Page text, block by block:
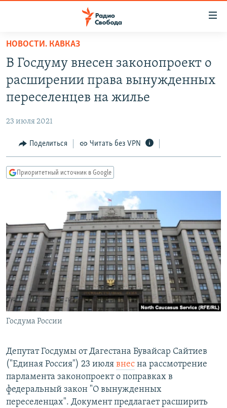
упрощенного
доступа
основному
Вернутся
Вернутся
ПОДКАСТЫ
АВТОРСКИЕ ПРОЕКТЫ
МНЕНИЯ
КУЛЬТУРА
КАВКАЗ.РЕАЛИИ
СИБИРЬ.РЕАЛИИ
РАСПИСАНИЕ ВЕЩАНИЯ
ПОДПИШИТЕСЬ НА РАССЫЛКУ
СОЦИАЛЬНЫЕ СЕТИ
Все сайты РСЕ/РС
НОВОСТИ. КАВКАЗ
В Госдуму внесен законопроект о
расширении права вынужденных
переселенцев на жилье
23 июля 2021
Поделиться Читать без VPN
Приоритетный источник в Google
Госдума России
Депутат Госдумы от Дагестана Бувайсар Сайтиев
("Единая Россия") 23 июля внес на рассмотрение
парламента законопроект о поправках в
федеральный закон "О вынужденных
переселенцах". Документ предлагает расширить